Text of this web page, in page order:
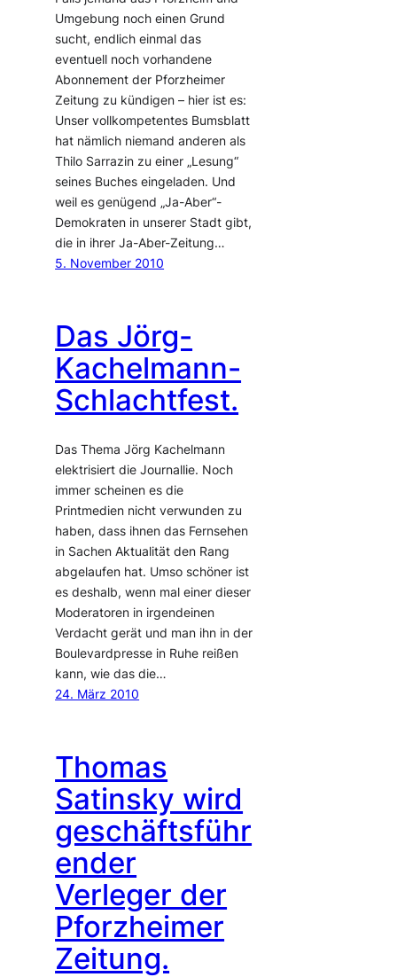
Umgebung noch einen Grund
sucht, endlich einmal das
eventuell noch vorhandene
Abonnement der Pforzheimer
Zeitung zu kündigen – hier ist es:
Unser vollkompetentes Bumsblatt
hat nämlich niemand anderen als
Thilo Sarrazin zu einer „Lesung“
seines Buches eingeladen. Und
weil es genügend „Ja-Aber“-
Demokraten in unserer Stadt gibt,
die in ihrer Ja-Aber-Zeitung…
5. November 2010
Das Jörg-
Kachelmann-
Schlachtfest.
Das Thema Jörg Kachelmann
elektrisiert die Journallie. Noch
immer scheinen es die
Printmedien nicht verwunden zu
haben, dass ihnen das Fernsehen
in Sachen Aktualität den Rang
abgelaufen hat. Umso schöner ist
es deshalb, wenn mal einer dieser
Moderatoren in irgendeinen
Verdacht gerät und man ihn in der
Boulevardpresse in Ruhe reißen
kann, wie das die…
24. März 2010
Thomas
Satinsky wird
geschäftsführ
ender
Verleger der
Pforzheimer
Zeitung.